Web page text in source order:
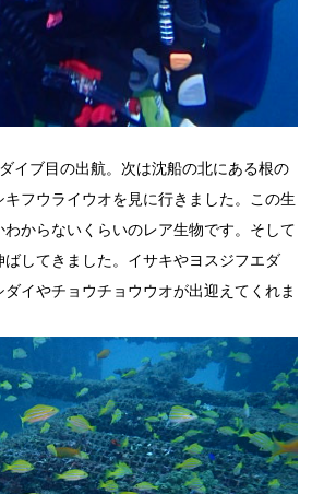
イブ目の出航。次は沈船の北にある根の
フウライウオを見に行きました。この生
からないくらいのレア生物です。そして
してきました。イサキやヨスジフエダ
イやチョウチョウウオが出迎えてくれま